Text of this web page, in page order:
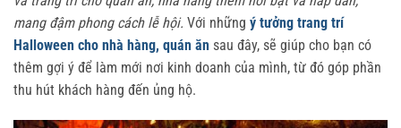
mang đậm phong cách lễ hội. Với những ý tưởng trang trí
Halloween cho nhà hàng, quán ăn sau đây, sẽ giúp cho bạn có
thêm gợi ý để làm mới nơi kinh doanh của mình, từ đó góp phần
thu hút khách hàng đến ủng hộ.